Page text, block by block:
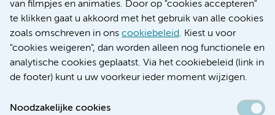
van filmpjes en animaties. Door op "cookies accepteren"
te klikken gaat u akkoord met het gebruik van alle cookies
zoals omschreven in ons cookiebeleid. Kiest u voor
"cookies weigeren", dan worden alleen nog functionele en
analytische cookies geplaatst. Via het cookiebeleid (link in
de footer) kunt u uw voorkeur ieder moment wijzigen.
Noodzakelijke cookies
Verwijzen & diagnostiek